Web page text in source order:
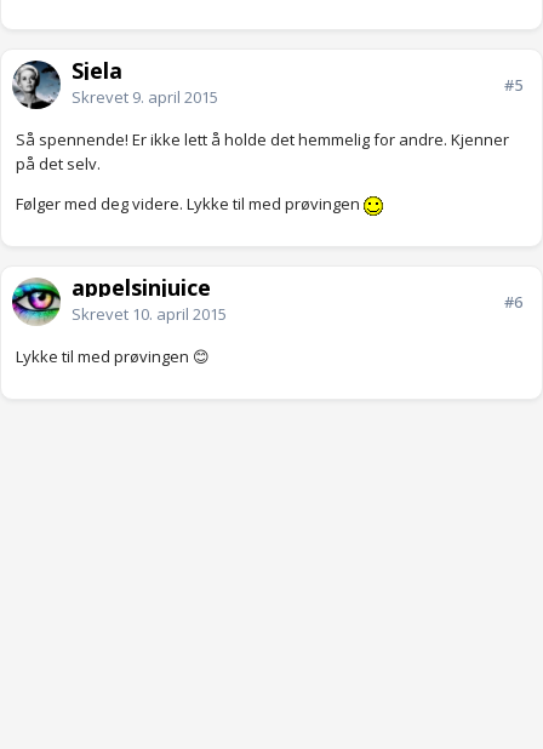
Sjela
Skrevet 9. april 2015
#5
Så spennende! Er ikke lett å holde det hemmelig for andre. Kjenner
på det selv.
Følger med deg videre. Lykke til med prøvingen
appelsinjuice
Skrevet 10. april 2015
#6
Lykke til med prøvingen 😊